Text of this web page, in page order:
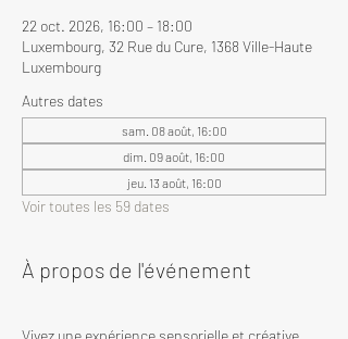
22 oct. 2026, 16:00 – 18:00
Luxembourg, 32 Rue du Cure, 1368 Ville-Haute
Luxembourg
Autres dates
sam. 08 août, 16:00
dim. 09 août, 16:00
jeu. 13 août, 16:00
Voir toutes les 59 dates
À propos de l'événement
Vivez une expérience sensorielle et créative